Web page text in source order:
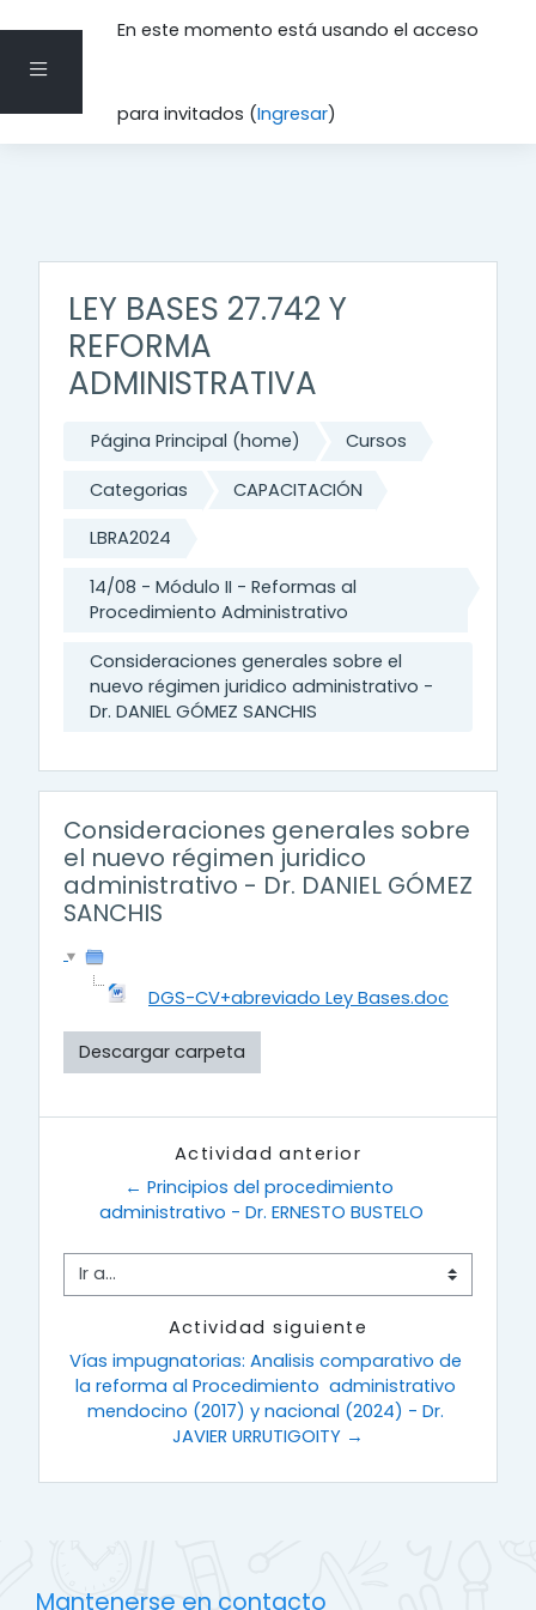
Pánel lateral
En este momento está usando el acceso
para invitados (Ingresar)
Saltar al contenido principal
LEY BASES 27.742 Y
REFORMA
ADMINISTRATIVA
Página Principal (home) Cursos
Categorias CAPACITACIÓN
LBRA2024
14/08 - Módulo II - Reformas al
Procedimiento Administrativo
Consideraciones generales sobre el
nuevo régimen juridico administrativo -
Dr. DANIEL GÓMEZ SANCHIS
Consideraciones generales sobre
el nuevo régimen juridico
administrativo - Dr. DANIEL GÓMEZ
SANCHIS
DGS-CV+abreviado Ley Bases.doc
Descargar carpeta
Actividad anterior
← Principios del procedimiento
administrativo - Dr. ERNESTO BUSTELO
Ir a...
Actividad siguiente
Vías impugnatorias: Analisis comparativo de
la reforma al Procedimiento  administrativo
mendocino (2017) y nacional (2024) - Dr.
JAVIER URRUTIGOITY →
Mantenerse en contacto